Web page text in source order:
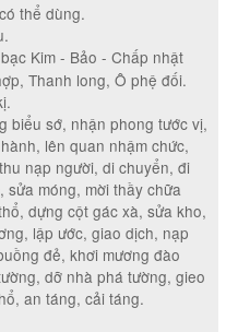
thể dùng.
Kim - Bảo - Chấp nhật
Thanh long, Ô phệ đối.
biểu sớ, nhận phong tước vị,
lên quan nhậm chức,
nạp người, di chuyển, đi
móng, mời thầy chữa
dựng cột gác xà, sửa kho,
lập ước, giao dịch, nạp
đẻ, khơi mương đào
dỡ nhà phá tường, gieo
an táng, cải táng.